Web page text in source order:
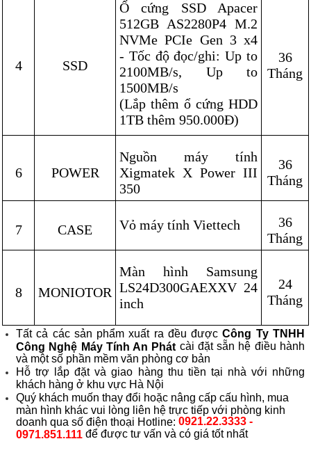
4 SSD
Ổ cứng SSD Apacer
512GB AS2280P4 M.2
NVMe PCIe Gen 3 x4
- Tốc độ đọc/ghi: Up to
2100MB/s, Up to
1500MB/s
(Lắp thêm ổ cứng HDD
1TB thêm 950.000Đ)
36
Tháng
6 POWER
Nguồn máy tính
Xigmatek X Power III
350
36
Tháng
7 CASE Vỏ máy tính Viettech
36
Tháng
8 MONIOTOR
Màn hình Samsung
LS24D300GAEXXV 24
inch
24
Tháng
Tất cả các sản phẩm xuất ra đều đượcCông Ty TNHH
Công Nghệ Máy Tính An Phát cài đặt sẵn hệ điều hành
và một số phần mềm văn phòng cơ bản
Hỗ trợ lắp đặt và giao hàng thu tiền tại nhà với những
khách hàng ở khu vực Hà Nội
Quý khách muốn thay đổi hoặc nâng cấp cấu hình, mua
màn hình khác vui lòng liên hệ trực tiếp với phòng kinh
doanh qua số điện thoại Hotline: 0921.22.3333 -
0971.851.111 để được tư vấn và có giá tốt nhất